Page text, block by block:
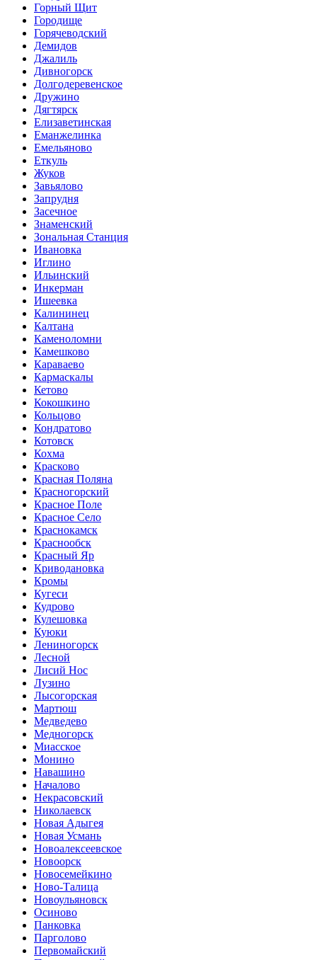
Горный Щит
Городище
Горячеводский
Демидов
Джалиль
Дивногорск
Долгодеревенское
Дружино
Дягтярск
Елизаветинская
Еманжелинка
Емельяново
Еткуль
Жуков
Завьялово
Запрудня
Засечное
Знаменский
Зональная Станция
Ивановка
Иглино
Ильинский
Инкерман
Ишеевка
Калининец
Калтана
Каменоломни
Камешково
Караваево
Кармаскалы
Кетово
Кокошкино
Кольцово
Кондратово
Котовск
Кохма
Красково
Красная Поляна
Красногорский
Красное Поле
Красное Село
Краснокамск
Краснообск
Красный Яр
Криводановка
Кромы
Кугеси
Кудрово
Кулешовка
Куюки
Лениногорск
Лесной
Лисий Нос
Лузино
Лысогорская
Мартюш
Медведево
Медногорск
Миасское
Монино
Навашино
Началово
Некрасовский
Николаевск
Новая Адыгея
Новая Усмань
Новоалексеевское
Новоорск
Новосемейкино
Ново-Талица
Новоульяновск
Осиново
Панковка
Парголово
Первомайский